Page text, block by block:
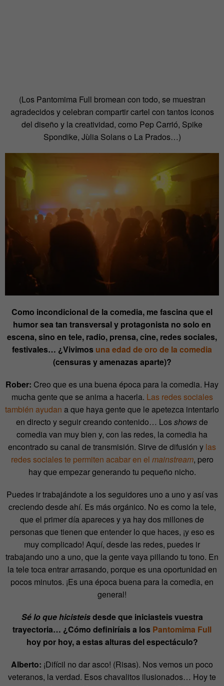
(Los Pantomima Full bromean con todo, se muestran
agradecidos y celebran compartircartel con tantos iconos
del diseño y la creatividad, como Pep Carrió, Spike
Spondike, Jùlia Solans o La Prados…)
Como incondicional de la comedia, me fascina que el
humor sea tan transversal y protagonista no solo en
escena, sino en tele, radio, prensa, cine, redes sociales,
festivales… ¿Vivimos una edad de oro de la comedia
(censuras y amenazas aparte)?
Rober: Creo que es una buena época para la comedia. Hay
mucha gente que se anima a hacerla. Las redes sociales
también ayudan a que haya gente que le apetezca intentarlo
en directo y seguir creando contenido… Losshowsde
comedia van muy bien y, con las redes, la comedia ha
encontrado su canal de transmisión. Sirve de difusión y las
redes sociales te permiten acabar en el mainstream, pero
hay que empezar generando tu pequeño nicho.
Puedes ir trabajándote a los seguidores uno a uno y así vas
creciendo desde ahí. Es más orgánico. No es como la tele,
que el primer día apareces y ya hay dos millones de
personas que tienen que entender lo que haces, ¡y eso es
muy complicado! Aquí, desde las redes, puedes ir
trabajando uno a uno, que la gente vaya pillando tu tono. En
la tele toca entrar arrasando, porque es una oportunidad en
pocos minutos. ¡Es una época buena para la comedia, en
general!
Sé lo que hicisteisdesde que iniciasteis vuestra
trayectoria… ¿Cómo definiríais a los Pantomima Full
hoy por hoy, a estas alturas del espectáculo?
Alberto: ¡Difícil no dar asco! (Risas). Nos vemos un poco
veteranos, la verdad. Esos chavalitos ilusionados… Hoy te